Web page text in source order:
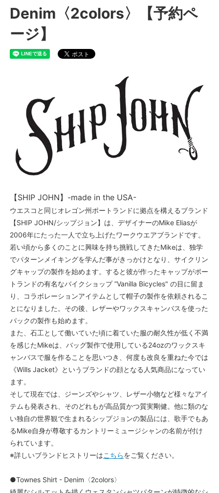
Denim〈2colors〉【予約ペ
ージ】
【SHIP JOHN】-made in the USA-
ウエスコと同じオレゴン州ポートランドに拠点を構えるブランド
【SHIP JOHN/シップジョン】は、デザイナーのMike Eliasが
2006年にたった一人で立ち上げたワークウエアブランドです。
若い頃から多くのことに興味を持ち挑戦してきたMikeは、独学
でパターンメイキングを学んだ事がきっかけとなり、サイクリン
グキャップの製作を始めます。すると彼が作ったキャップがポー
トランドの有名なバイクショップ ”Vanilla Bicycles" の目に留ま
り、コラボレーションアイテムとして帽子の製作を依頼されるこ
とになりました。その後、レザーやワックスキャンバスを使った
バックの製作も始めます。
また、石工として働いていた頃に着ていた服の耐久性が低く不満
を感じたMikeは、バッグ製作で使用している24ozのワックスキ
ャンバスで服を作ることを思いつき、何度も改良を重ねた今では
《Wills Jacket》というブランドの顔となる人気商品になってい
ます。
そして現在では、ジーンズやシャツ、レザー小物など様々なアイ
テムも発表され、そのどれもが高品質かつ質実剛健。他に類のな
い独自の世界観で生まれるシップジョンの製品には、歌手でもあ
るMike自身が尊敬するカントリーミュージシャンの名前が付け
られています。
※詳しいブランドヒストリーはこちらをご覧ください。
●Townes Shirt - Denim〈2colors〉